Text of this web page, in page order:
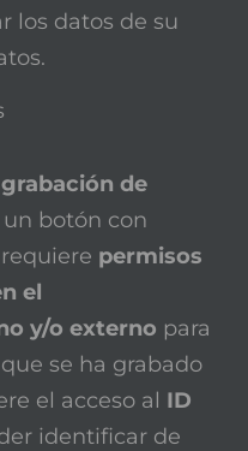
los datos de su
de
botón con
permisos
el
y/o externo para
se ha grabado
el acceso al ID
identificar de